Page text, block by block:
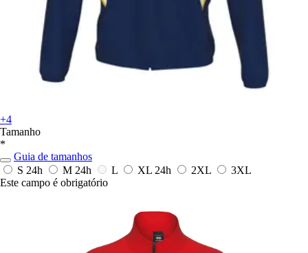
+4
Tamanho
*
Guia de tamanhos
S 24h M 24h L XL 24h 2XL
3XL
Este campo é obrigatório